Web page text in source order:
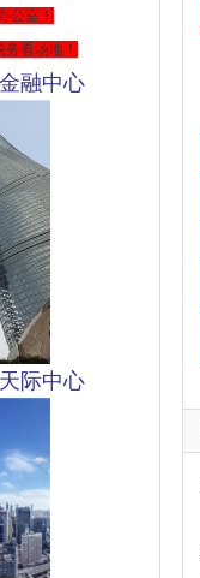
公室！
看场地！
融中心
际中心